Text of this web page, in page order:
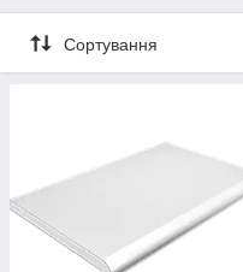
Сортування